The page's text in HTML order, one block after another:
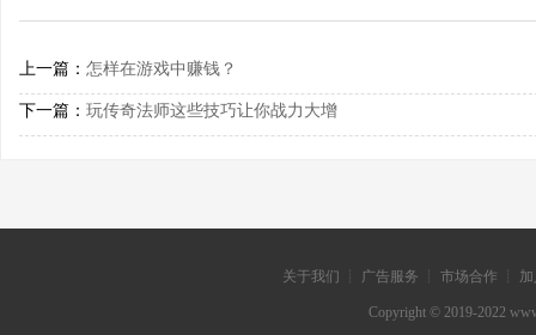
上一篇： 怎样在游戏中赚钱？
下一篇： 玩传奇法师这些技巧让你战力大增
关于我们 ┊ 广告服务 ┊ 市场合作 ┊
Copyright © 2019-2022